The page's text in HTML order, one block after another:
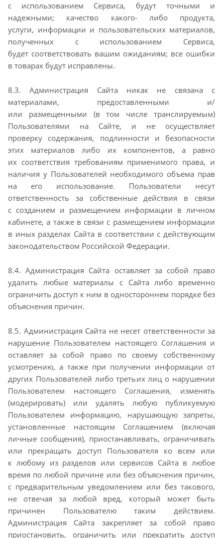
с использованием Сервиса, будут точными и
надежными; качество какого- либо продукта,
услуги, информации и пользовательских материалов,
полученных с использованием Сервиса,
будет соответствовать вашим ожиданиям; все ошибки
в товарах будут исправлены.
8.3. Администрация Сайта никак не связана с
материалами, предоставленными и/
или размещенными (в том числе транслируемым)
Пользователями на Сайте, и не осуществляет
проверку содержания, подлинности и безопасности
этих материалов либо их компонентов, а равно
их соответствия требованиям применимого права, и
наличия у Пользователей необходимого объема прав
на его использование. Пользователи несут
ответственность за собственные действия в связи
с созданием и размещением информации в личном
кабинете, а также в связи с размещением информации
в иных разделах Сайта в соответствии с действующим
законодательством Российской Федерации.
8.4. Администрация Сайта оставляет за собой право
удалить любые материалы с Сайта либо временно
ограничить доступ к ним в одностороннем порядке без
объяснения причин.
8.5. Администрация Сайта не несет ответственности за
нарушение Пользователем настоящего Соглашения и
оставляет за собой право по своему собственному
усмотрению, а также при получении информации от
других Пользователей либо третьих лиц о нарушении
Пользователем настоящего Соглашения, изменять
(модерировать) или удалять любую публикуемую
Пользователем информацию, нарушающую запреты,
установленные настоящим Соглашением (включая
личные сообщения), приостанавливать, ограничивать
или прекращать доступ Пользователя ко всем или
к любому из разделов или сервисов Сайта в любое
время по любой причине или без объяснения причин,
с предварительным уведомлением или без такового,
не отвечая за любой вред, который может быть
причинен Пользователю таким действием.
Администрация Сайта закрепляет за собой право
приостановить, ограничить или прекратить доступ